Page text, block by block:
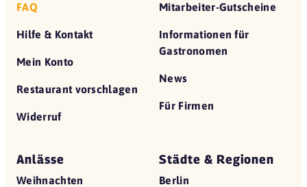
FAQ
Hilfe & Kontakt
Mein Konto
Restaurant vorschlagen
Widerruf
Mitarbeiter-Gutscheine
Informationen für
Gastronomen
News
Für Firmen
Anlässe
Weihnachten
Städte & Regionen
Berlin